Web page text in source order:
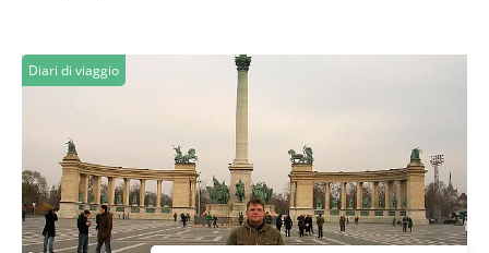
Diari di viaggio